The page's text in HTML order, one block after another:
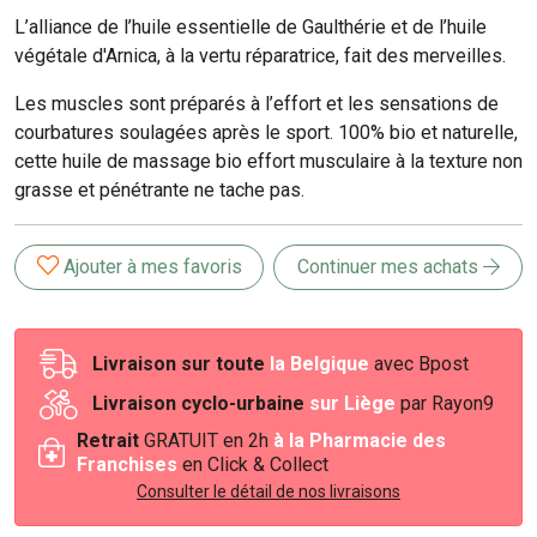
L’alliance de l’huile essentielle de Gaulthérie et de l’huile
végétale d'Arnica, à la vertu réparatrice, fait des merveilles.
Les muscles sont préparés à l’effort et les sensations de
courbatures soulagées après le sport. 100% bio et naturelle,
cette huile de massage bio effort musculaire à la texture non
grasse et pénétrante ne tache pas.
Ajouter à mes favoris Continuer mes achats
Livraison sur toute la Belgique avec Bpost
Livraison cyclo-urbaine sur Liège par Rayon9
Retrait GRATUIT en 2h à la Pharmacie des
Franchises en Click & Collect
Consulter le détail de nos livraisons